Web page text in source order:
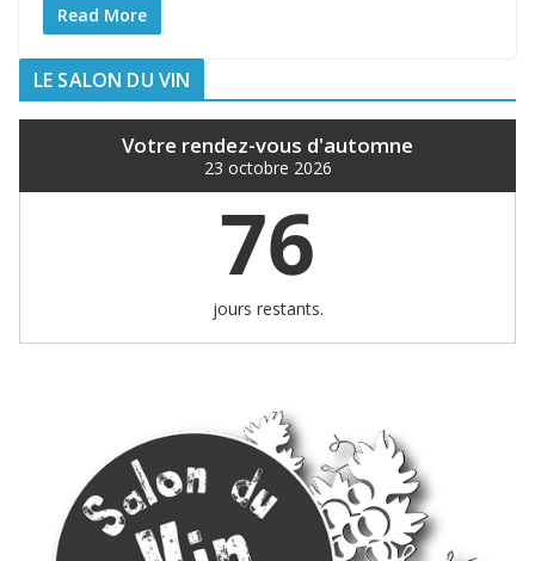
Read More
LE SALON DU VIN
Votre rendez-vous d'automne
23 octobre 2026
76
jours restants.